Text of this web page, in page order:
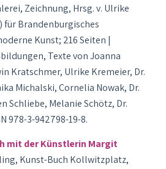
Zeichnung, Hrsg. v. Ulrike
Brandenburgisches
Kunst; 216 Seiten |
Texte von Joanna
Kratschmer, Ulrike Kremeier, Dr.
Michalski, Cornelia Nowak, Dr.
Schliebe, Melanie Schötz, Dr.
978-3-942798-19-8.
mit der Künstlerin Margit
Kunst-Buch Kollwitzplatz,